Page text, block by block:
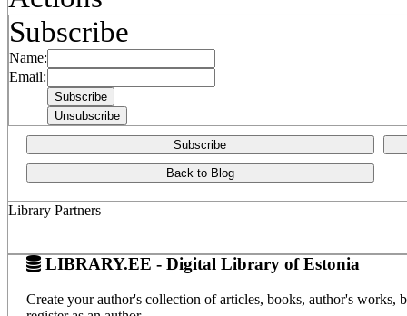
Subscribe
Name:
Email:
Subscribe
Back to Blog
Library Partners
LIBRARY.EE - Digital Library of Estonia
Create your author's collection of articles, books, author's